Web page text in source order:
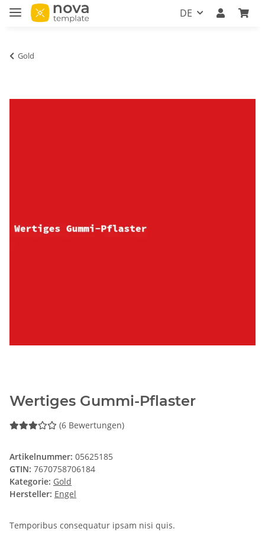
DE
Gold
Wertiges Gummi-Pflaster
(6 Bewertungen)
Artikelnummer: 05625185
GTIN: 7670758706184
Kategorie: Gold
Hersteller: Engel
Temporibus consequatur ipsam nisi quis.